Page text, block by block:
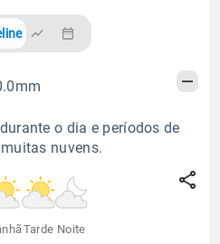
o dia e períodos de
nuvens.
Tarde Noite